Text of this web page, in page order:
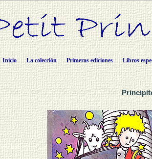
Inicio La colección Primeras ediciones Libros